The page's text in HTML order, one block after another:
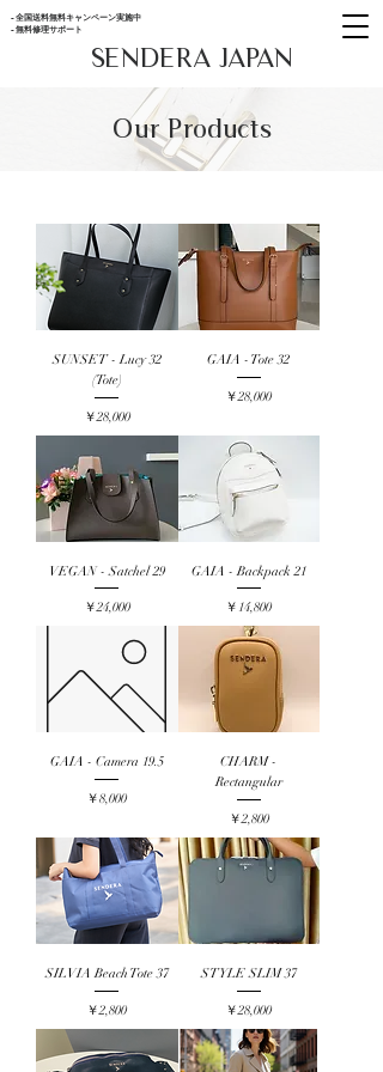
- 全国送料無料キャンペーン実施中
- 無料修理サポート
SENDERA JAPAN
Our Products
SUNSET - Lucy 32
(Tote)
価格
￥28,000
GAIA - Tote 32
価格
￥28,000
VEGAN - Satchel 29
価格
￥24,000
GAIA - Backpack 21
価格
￥14,800
GAIA - Camera 19.5
価格
￥8,000
CHARM -
Rectangular
価格
￥2,800
SILVIA Beach Tote 37
価格
￥2,800
STYLE SLIM 37
価格
￥28,000